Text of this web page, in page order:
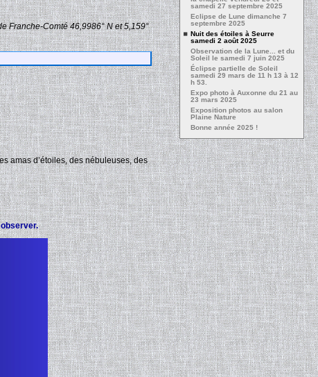
Franche-Comté 46,9986° N et 5,159°
amas d’étoiles, des nébuleuses, des
samedi 27 septembre 2025
Eclipse de Lune dimanche 7
septembre 2025
Nuit des étoiles à Seurre
samedi 2 août 2025
Observation de la Lune... et du
Soleil le samedi 7 juin 2025
Éclipse partielle de Soleil
samedi 29 mars de 11 h 13 à 12
h 53.
Expo photo à Auxonne du 21 au
23 mars 2025
Exposition photos au salon
Plaine Nature
Bonne année 2025 !